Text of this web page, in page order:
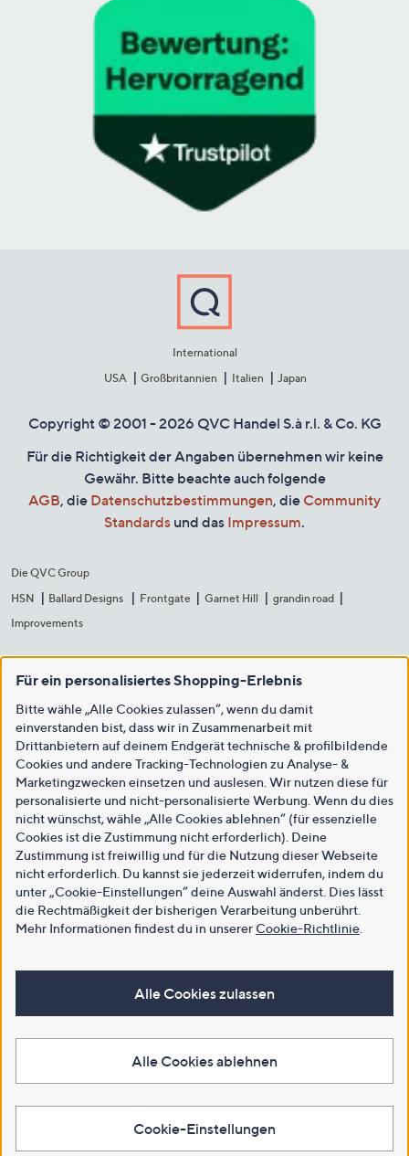
International
USA
Großbritannien Italien Japan
Copyright © 2001 - 2026 QVC Handel S.à r.l. & Co. KG
Für die Richtigkeit der Angaben übernehmen wir keine
Gewähr. Bitte beachte auch folgende
AGB, die Datenschutzbestimmungen, die Community
Standards und das Impressum.
Die QVC Group
HSN
Ballard Designs Frontgate Garnet Hill
grandin road
Improvements
Für ein personalisiertes Shopping-Erlebnis
Bitte wähle „Alle Cookies zulassen“, wenn du damit
einverstanden bist, dass wir in Zusammenarbeit mit
Drittanbietern auf deinem Endgerät technische & profilbildende
Cookies und andere Tracking-Technologien zu Analyse- &
Marketingzwecken einsetzen und auslesen. Wir nutzen diese für
personalisierte und nicht-personalisierte Werbung. Wenn du dies
nicht wünschst, wähle „Alle Cookies ablehnen“ (für essenzielle
Cookies ist die Zustimmung nicht erforderlich). Deine
Zustimmung ist freiwillig und für die Nutzung dieser Webseite
nicht erforderlich. Du kannst sie jederzeit widerrufen, indem du
unter „Cookie-Einstellungen“ deine Auswahl änderst. Dies lässt
die Rechtmäßigkeit der bisherigen Verarbeitung unberührt.
Mehr Informationen findest du in unsererCookie-Richtlinie
Alle Cookies zulassen
Alle Cookies ablehnen
Cookie-Einstellungen